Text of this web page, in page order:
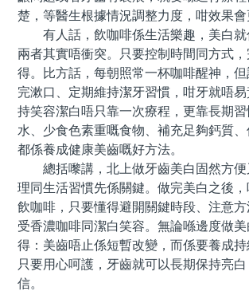
楚，等醫生根據情況調整力度，咁效果會
有人話，飲咖啡係生活樂趣，美白就
兩者其實唔衝突。只要控制時間同方式
得。比方話，每朝照常一杯咖啡醒神，
完漱口、定期維持潔牙習慣，咁牙就唔
持笑容潔白唔只靠一次療程，更靠長期
水、少食色素重嘅食物、補充足夠鈣質、
都係養成健康美齒嘅好方法。
總括嚟講，北上做牙齒美白固然方便
理同生活習慣先係關鍵。做完美白之後，
飲咖啡，只要懂得避開關鍵時段、注意
受香濃咖啡同潔白笑容。無論喺邊度做
得：美齒唔止係短暫改變，而係要養成持
只要用心呵護，牙齒就可以長期保持亮
信。